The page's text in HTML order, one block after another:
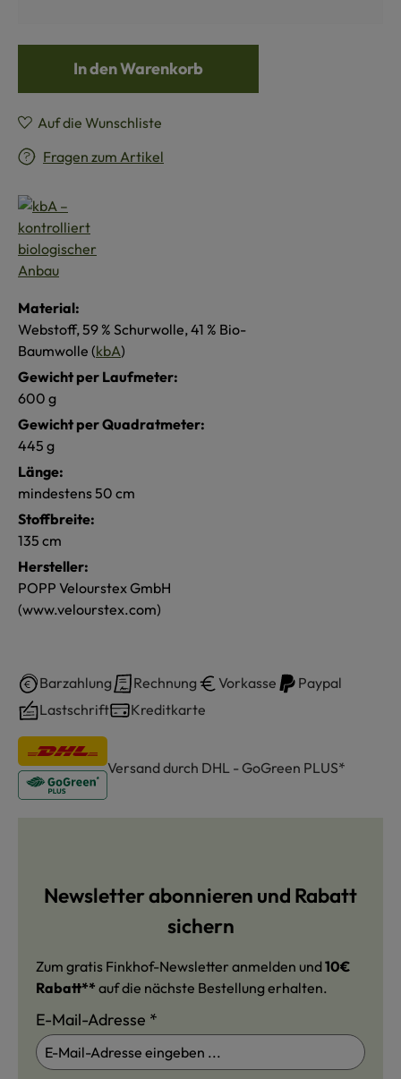
In den Warenkorb
Auf die Wunschliste
Fragen zum Artikel
Material:
Webstoff, 59 % Schurwolle, 41 % Bio-
Baumwolle (kbA)
Gewicht per Laufmeter:
600 g
Gewicht per Quadratmeter:
445 g
Länge:
mindestens 50 cm
Stoffbreite:
135 cm
Hersteller:
POPP Velourstex GmbH
(www.velourstex.com)
Barzahlung Rechnung Vorkasse
Paypal
Lastschrift
Kreditkarte
Versand durch DHL - GoGreen PLUS*
Newsletter abonnieren und Rabatt
sichern
Zum gratis Finkhof-Newsletter anmelden und10€
Rabatt** auf die nächste Bestellung erhalten.
E-Mail-Adresse *